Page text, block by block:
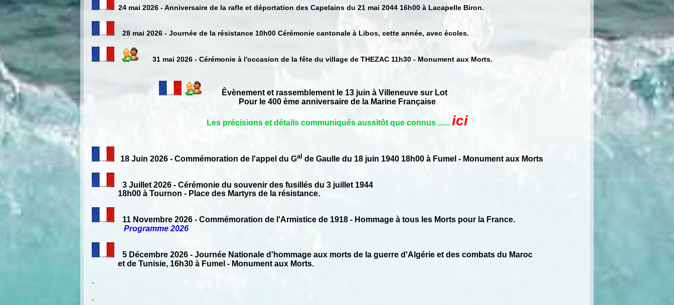
24 mai 2026 - Anniversaire de la rafle et déportation des Capelains du 21 mai 2044 16h00 à Lacapelle Biron.
28 mai 2026 - Journée de la résistance 10h00 Cérémonie cantonale à Libos, cette année, avec écoles.
31 mai 2026 - Cérémonie à l'occasion de la fête du village de THEZAC 11h30 - Monument aux Morts.
Êvènement et rassemblement le 13 juin à Villeneuve sur Lot
Pour le 400 ème anniversaire de la Marine Française
Les précisions et détails communiqués aussitôt que connus ...... ici
18 Juin 2026 - Commémoration de l'appel du Gal de Gaulle du 18 juin 1940 18h00 à Fumel - Monument aux Morts
3 Juillet 2026 - Cérémonie du souvenir des fusillés du 3 juillet 1944
18h00 à Tournon - Place des Martyrs de la résistance.
11 Novembre 2026 - Commémoration de l'Armistice de 1918 - Hommage à tous les Morts pour la France.
Programme 2026
5 Décembre 2026 - Journée Nationale d'hommage aux morts de la guerre d'Algérie et des combats du Maroc
et de Tunisie, 16h30 à Fumel - Monument aux Morts.
.
.